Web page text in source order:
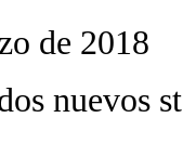
de 2018
nuevos